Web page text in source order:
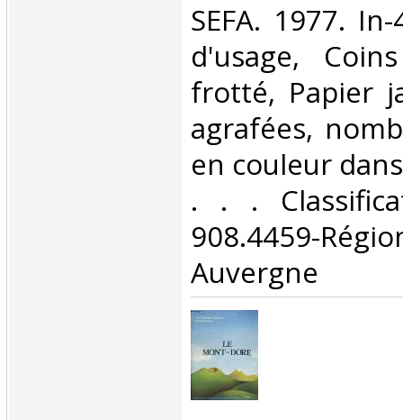
‎SEFA. 1977.
d'usage,
frotté, Papier
agrafées,
en couleur
. . .
908.4459-
Auvergne‎